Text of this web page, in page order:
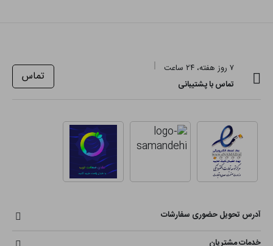
۷ روز هفته، ۲۴ ساعت
تماس با پشتیبانی
تماس
آدرس تحویل حضوری سفارشات
خدمات مشتریان